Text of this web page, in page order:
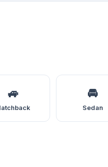
🚙 🚘
Sedan